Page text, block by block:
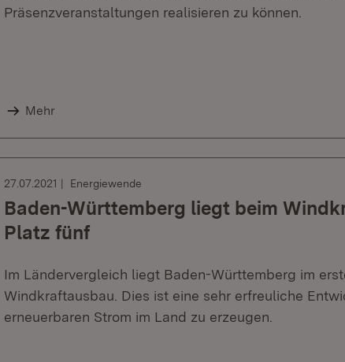
Präsenzveranstaltungen realisieren zu können.
Mehr
27.07.2021 Energiewende
Baden-Württemberg liegt beim
Platz fünf
Im Ländervergleich liegt Baden-Württemberg im
Windkraftausbau. Dies ist eine sehr erfreuliche
erneuerbaren Strom im Land zu erzeugen.